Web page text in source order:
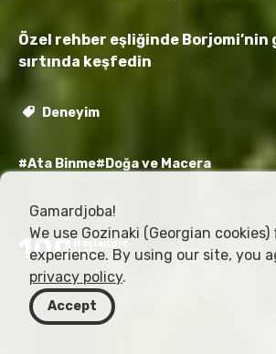
Özel rehber eşliğinde
sırtında keşfedin
Deneyim
#Ata Binme#Doğa ve Macera
100Başlangıç
USD
Gamardjoba!
We use Gozinaki (Georgian
experience. By using our site, you
privacy policy.
Accept